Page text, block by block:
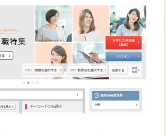
のワーク＆ライフマガジン「woman type
載数が少ないです。
載情報の文字が小さめで、少し見づらい